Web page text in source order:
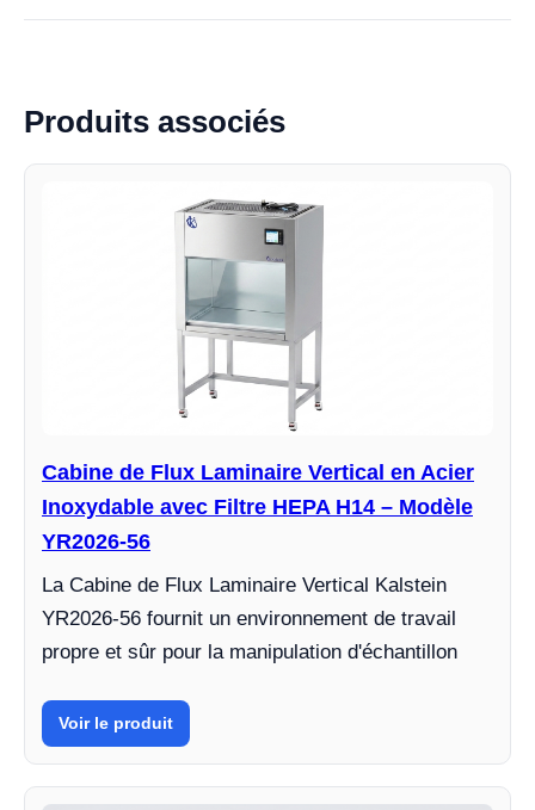
Produits associés
Cabine de Flux Laminaire Vertical en Acier
Inoxydable avec Filtre HEPA H14 – Modèle
YR2026-56
La Cabine de Flux Laminaire Vertical Kalstein
YR2026-56 fournit un environnement de travail
propre et sûr pour la manipulation d'échantillon
Voir le produit